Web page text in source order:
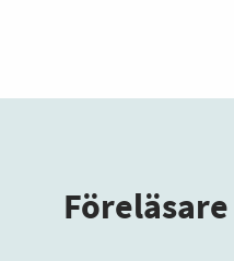
Föreläsare